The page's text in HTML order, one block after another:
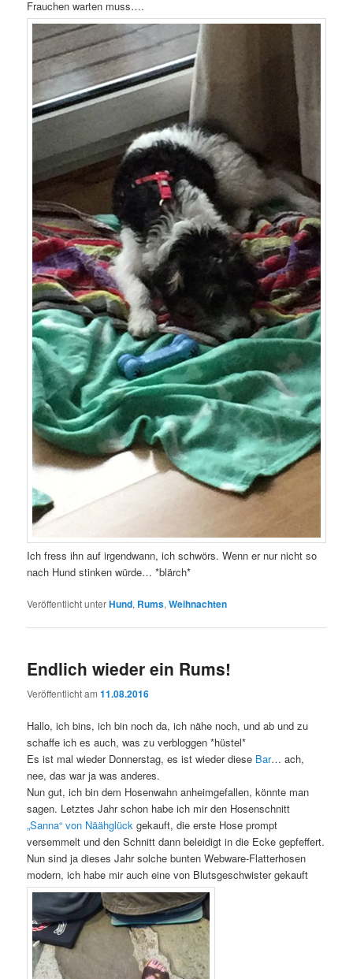
Frauchen warten muss….
Ich fress ihn auf irgendwann, ich schwörs. Wenn er nur nicht so
nach Hund stinken würde… *blärch*
Veröffentlicht unterHund, Rums,Weihnachten
Endlich wieder ein Rums!
Veröffentlicht am11.08.2016
Hallo, ich bins, ich bin noch da, ich nähe noch, und ab und zu
schaffe ich es auch, was zu verbloggen *hüstel*
Es ist mal wieder Donnerstag, es ist wieder diese Bar… ach,
nee, das war ja was anderes.
Nun gut, ich bin dem Hosenwahn anheimgefallen, könnte man
sagen. Letztes Jahr schon habe ich mir den Hosenschnitt
„Sanna“ von Näähglück gekauft, die erste Hose prompt
versemmelt und den Schnitt dann beleidigt in die Ecke gepfeffert.
Nun sind ja dieses Jahr solche bunten Webware-Flatterhosen
modern, ich habe mir auch eine von Blutsgeschwister gekauft